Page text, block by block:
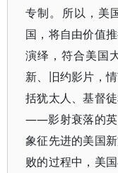
专制。所以，美
国，将自由价值
演绎，符合美国
新、旧约影片，
括犹太人、基督
——影射衰落的
象征先进的美国
败的过程中，美